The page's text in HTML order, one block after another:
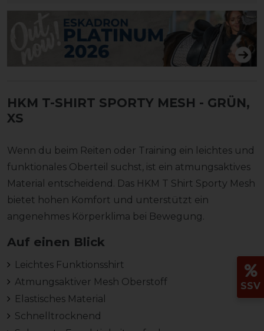
HKM T-SHIRT SPORTY MESH - GRÜN,
XS
Wenn du beim Reiten oder Training ein leichtes und
funktionales Oberteil suchst, ist ein atmungsaktives
Material entscheidend. Das HKM T Shirt Sporty Mesh
bietet hohen Komfort und unterstützt ein
angenehmes Körperklima bei Bewegung.
Auf einen Blick
Leichtes Funktionsshirt
Atmungsaktiver Mesh Oberstoff
Elastisches Material
Schnelltrocknend
SSV